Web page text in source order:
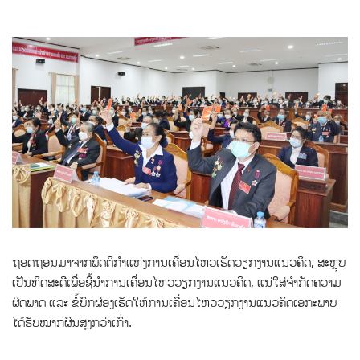
ຖອດຖອນມາຈາກພຶດຕິກຳແຫ່ງການເຄື່ອນໄຫວເຮັດວຽກງານແນວຄິດ, ສະຫຼຸບ
ເປັນທິດສະດີເພື່ອຊີ້ນຳການເຄື່ອນໄຫວວຽກງານແນວຄິດ, ແນ່ໃສ່ຈຳກັດຄວາມ
ຜິດພາດ ແລະ ຂໍ້ບົກຜ່ອງເຮັດໃຫ້ການເຄື່ອນໄຫວວຽກງານແນວຄິດເອກະພາບ
ໄດ້ຮັບໝາກຜົນສູງກວ່າເກົ່າ.